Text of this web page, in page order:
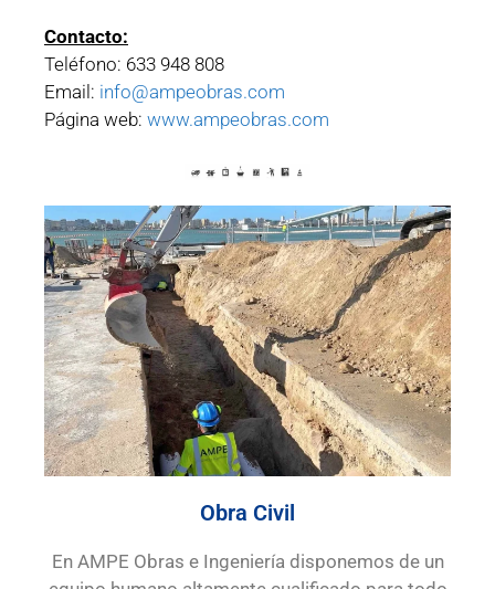
Contacto:
Teléfono: 633 948 808
Email: info@ampeobras.com
Página web: www.ampeobras.com
Obra Civil
En AMPE Obras e Ingeniería disponemos de un